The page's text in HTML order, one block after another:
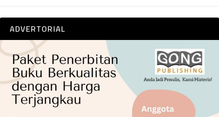
ADVERTORIAL